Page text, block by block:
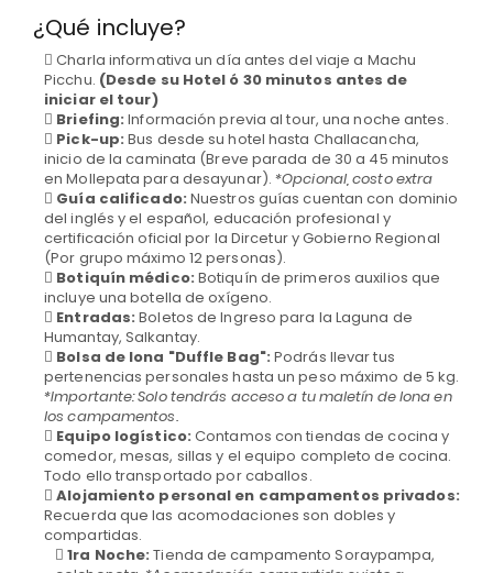
¿Qué incluye?
Charla informativa un día antes del viaje a Machu
Picchu. (Desde su Hotel ó 30 minutos antes de
iniciar el tour)
Briefing:Información previa al tour, una noche antes.
Pick-up:Bus desde su hotel hasta Challacancha,
inicio de la caminata (Breve parada de 30 a 45 minutos
en Mollepata para desayunar).*Opcional, costo extra
Guía calificado: Nuestros guías cuentan con dominio
del inglés y el español, educación profesional y
certificación oficial por la Dircetur y Gobierno Regional
(Por grupo máximo 12 personas).
Botiquín médico: Botiquín de primeros auxilios que
incluye una botella de oxígeno.
Entradas:Boletos de Ingreso para la Laguna de
Humantay, Salkantay.
Bolsa de lona "Duffle Bag": Podrás llevar tus
pertenencias personales hasta un peso máximo de 5 kg.
*Importante: Solo tendrás acceso a tu maletín de lona en
los campamentos.
Equipo logístico: Contamos con tiendas de cocina y
comedor, mesas, sillas y el equipo completo de cocina.
Todo ello transportado por caballos.
Alojamiento personal en campamentos privados:
Recuerda que las acomodaciones son dobles y
compartidas.
1ra Noche: Tienda de campamento Soraypampa,